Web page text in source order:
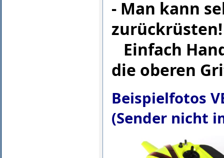
- Man kann
zurückrüsten!
Einfach
die oberen
Beispielfotos
(Sender nicht